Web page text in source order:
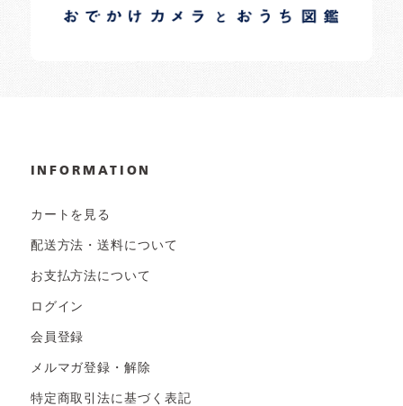
日常の様子など随時更新中です。
INFORMATION
カートを見る
配送方法・送料について
お支払方法について
ログイン
会員登録
メルマガ登録・解除
特定商取引法に基づく表記